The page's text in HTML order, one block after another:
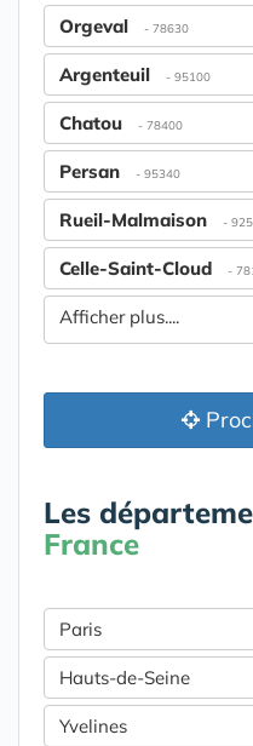
Orgeval - 78630
Argenteuil - 95100
Chatou - 78400
Persan - 95340
Rueil-Malmaison -
Celle-Saint-Cloud -
Afficher plus....
Les
France
Paris
Hauts-de-Seine
Yvelines